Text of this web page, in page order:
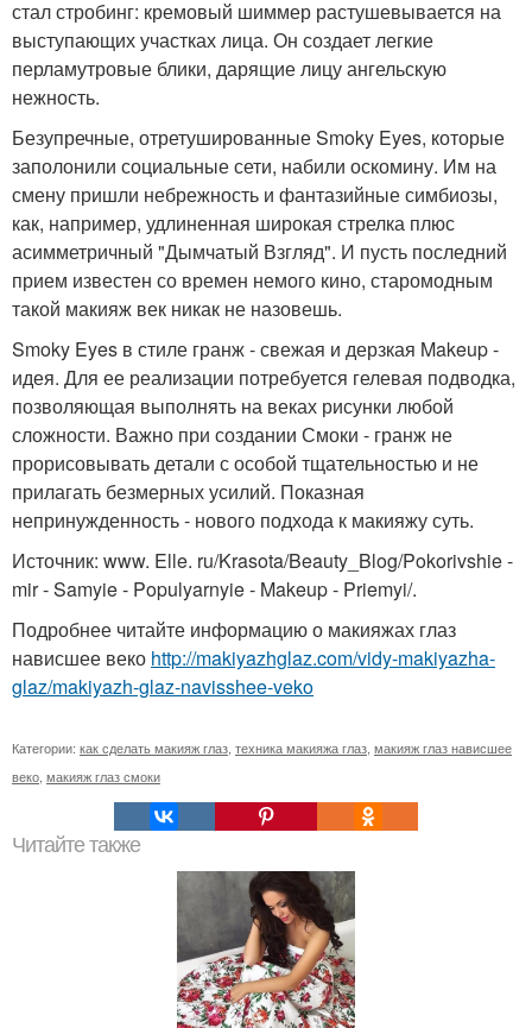
стал стробинг: кремовый шиммер растушевывается на
выступающих участках лица. Он создает легкие
перламутровые блики, дарящие лицу ангельскую
нежность.
Безупречные, отретушированные Smoky Eyes, которые
заполонили социальные сети, набили оскомину. Им на
смену пришли небрежность и фантазийные симбиозы,
как, например, удлиненная широкая стрелка плюс
асимметричный "Дымчатый Взгляд". И пусть последний
прием известен со времен немого кино, старомодным
такой макияж век никак не назовешь.
Smoky Eyes в стиле гранж - свежая и дерзкая Makeup -
идея. Для ее реализации потребуется гелевая подводка,
позволяющая выполнять на веках рисунки любой
сложности. Важно при создании Смоки - гранж не
прорисовывать детали с особой тщательностью и не
прилагать безмерных усилий. Показная
непринужденность - нового подхода к макияжу суть.
Источник: www. Elle. ru/Krasota/Beauty_Blog/Pokorivshie -
mir - Samyie - Populyarnyie - Makeup - Priemyi/.
Подробнее читайте информацию о макияжах глаз
нависшее веко http://makiyazhglaz.com/vidy-makiyazha-
glaz/makiyazh-glaz-navisshee-veko
Категории: как сделать макияж глаз техника макияжа глаз макияж глаз нависшее
веко макияж глаз смоки
Читайте также